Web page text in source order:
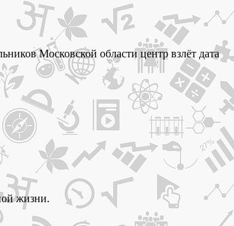
Московской области центр взлёт дата
жизни.